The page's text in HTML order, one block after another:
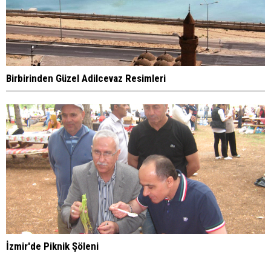
Birbirinden Güzel Adilcevaz Resimleri
İzmir'de Piknik Şöleni